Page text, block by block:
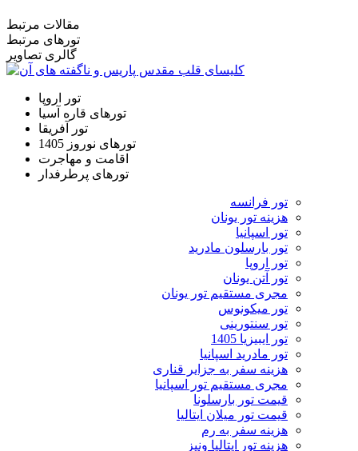
مقالات مرتبط
تورهای مرتبط
گالری تصاویر
تور اروپا
تورهای قاره آسیا
تور آفریقا
تورهای نوروز 1405
اقامت و مهاجرت
تورهای پرطرفدار
تور فرانسه
هزینه تور یونان
تور اسپانیا
تور بارسلون مادرید
تور اروپا
تور آتن یونان
مجری مستقیم تور یونان
تور میکونوس
تور سنتورینی
تور ایبیزیا 1405
تور مادرید اسپانیا
هزینه سفر به جزایر قناری
مجری مستقیم تور اسپانیا
قیمت تور بارسلونا
قیمت تور میلان ایتالیا
هزینه سفر به رم
هزینه تور ایتالیا ونیز